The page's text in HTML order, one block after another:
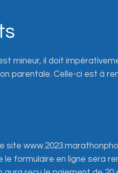
mineur, il doit
parentale. Celle-ci est à
site
formulaire en ligne sera